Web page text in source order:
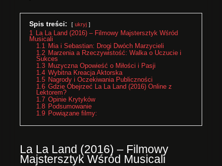
Spis treści: ukryj
1 La La Land (2016) – Filmowy Majstersztyk Wśród
Musicali
1.1 Mia i Sebastian: Drogi Dwóch Marzycieli
1.2 Marzenia a Rzeczywistość: Walka o Uczucie i
Sukces
1.3 Muzyczna Opowieść o Miłości i Pasji
1.4 Wybitna Kreacja Aktorska
1.5 Nagrody i Oczekiwania Publiczności
1.6 Gdzie Obejrzeć La La Land (2016) Online z
Lektorem?
1.7 Opinie Krytyków
1.8 Podsumowanie
1.9 Powiązane filmy:
La La Land (2016) – Filmowy
Majstersztyk Wśród Musicali